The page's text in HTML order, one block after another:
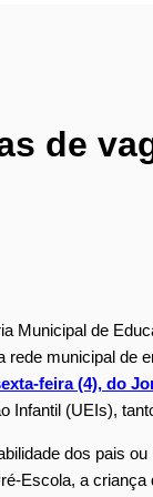
de
Municipal de
rede municipal de
feira (4), do
Infantil (UEIs),
dos pais
Escola, a